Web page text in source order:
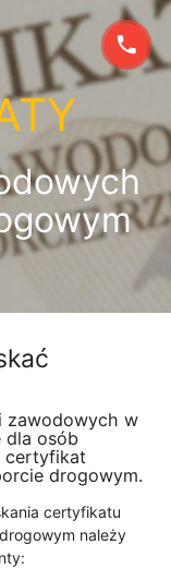
phone
zawodowych w
dla osób
certyfikat
drogowym.
certyfikatu
należy